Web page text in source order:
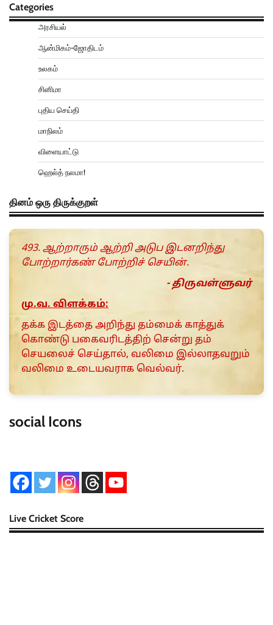
Categories
அரசியல்
ஆன்மிகம்-ஜோதிடம்
உலகம்
சினிமா
புதிய செய்தி
மாநிலம்
விளையாட்டு
ஹெல்த் நலமா!
தினம் ஒரு திருக்குறள்
493. ஆற்றாரும் ஆற்றி அடுப இடனறிந்து
போற்றார்கண் போற்றிச் செயின்.
- திருவள்ளுவர்
மு.வ. விளக்கம்:
தக்க இடத்தை அறிந்து தம்மைக் காத்துக்
கொண்டு பகைவரிடத்திற் சென்று தம்
செயலைச் செய்தால், வலிமை இல்லாதவறும்
வலிமை உடையவராக வெல்வர்.
social Icons
Live Cricket Score